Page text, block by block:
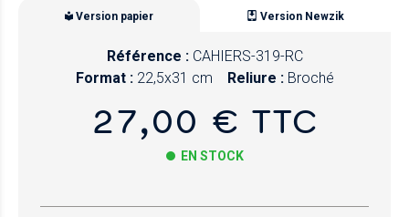
Version papier Version Newzik
Référence : CAHIERS-319-RC
Format : 22,5x31 cm Reliure : Broché
27,00 € TTC
EN STOCK